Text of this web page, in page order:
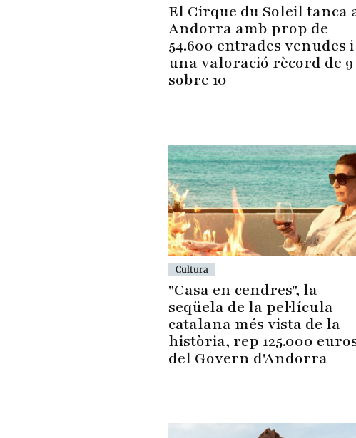
El Cirque du Soleil tanca
Andorra amb prop de
54.600 entrades venudes i
una valoració rècord de 9
sobre 10
Cultura
"Casa en cendres", la
seqüela de la pel·lícula
catalana més vista de la
història, rep 125.000
del Govern d'Andorra